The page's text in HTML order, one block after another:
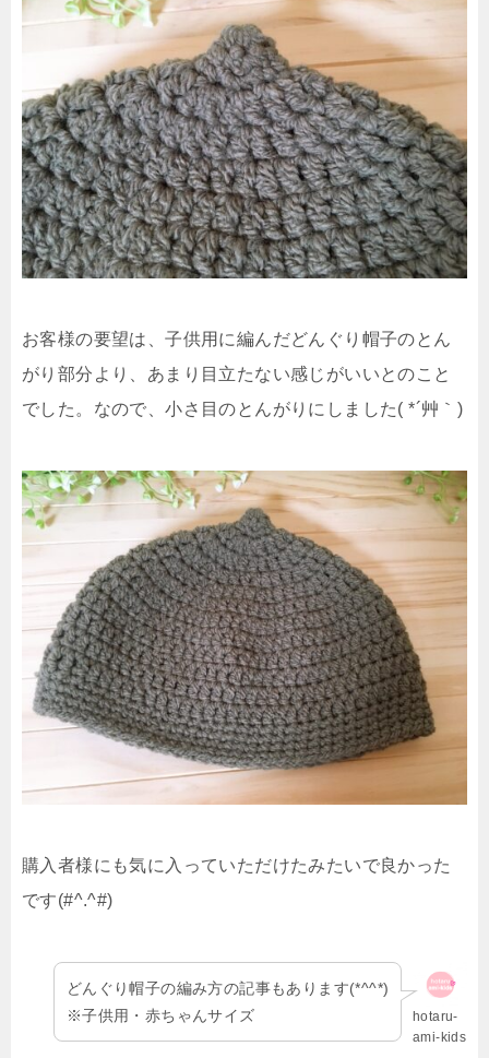
お客様の要望は、子供用に編んだどんぐり帽子のとん
がり部分より、あまり目立たない感じがいいとのこと
でした。なので、小さ目のとんがりにしました( *´艸｀)
購入者様にも気に入っていただけたみたいで良かった
です(#^.^#)
hotaru-
ami-kids
どんぐり帽子の編み方の記事もあります(*^^*)
※子供用・赤ちゃんサイズ